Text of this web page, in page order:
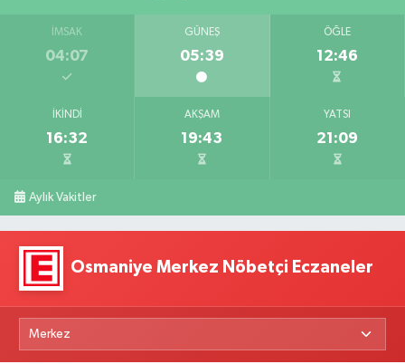
İMSAK
04:07
GÜNEŞ
05:39
ÖĞLE
12:46
İKINDI
16:32
AKŞAM
19:43
YATSI
21:09
Aylık Vakitler
Osmaniye Merkez Nöbetçi Eczaneler